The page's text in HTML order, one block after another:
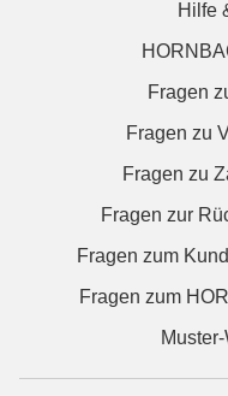
Hilfe
Fragen
Fragen zu
Fragen zu
Fragen zur
Fragen zum
Fragen zum